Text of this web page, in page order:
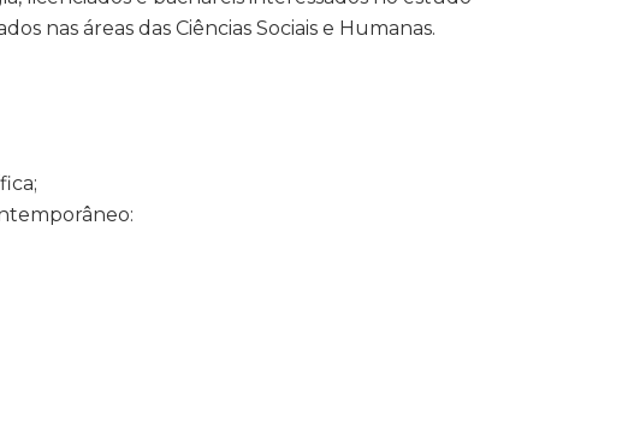
nas áreas das Ciências Sociais e Humanas.